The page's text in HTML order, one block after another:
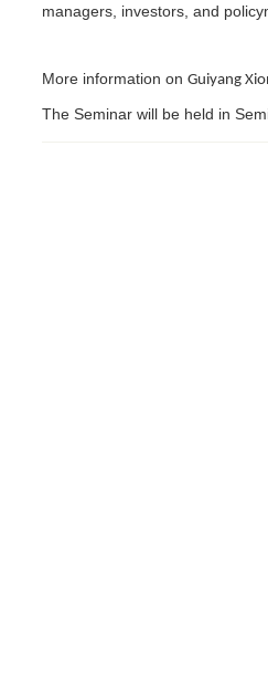
managers, investors, and
More information on Guiyang
The Seminar will be held in